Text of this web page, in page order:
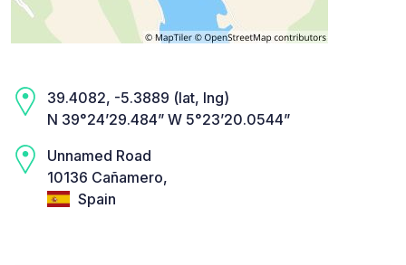
39.4082, -5.3889 (lat, lng)
N 39°24’29.484” W 5°23’20.0544”
Unnamed Road
10136 Cañamero,
Spain